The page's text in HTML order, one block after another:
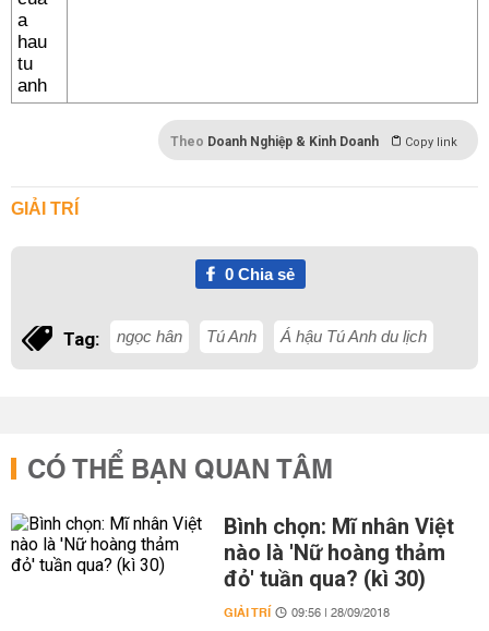
Theo Doanh Nghiệp & Kinh Doanh Copy link
GIẢI TRÍ
0Chia sẻ
Tag: ngọc hân Tú Anh Á hậu Tú Anh du lịch
CÓ THỂ BẠN QUAN TÂM
Bình chọn: Mĩ nhân Việt
nào là 'Nữ hoàng thảm
đỏ' tuần qua? (kì 30)
GIẢI TRÍ 09:56 | 28/09/2018